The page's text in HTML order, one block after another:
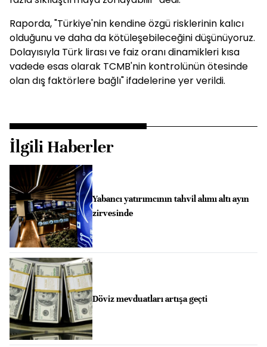
Raporda, "Türkiye'nin kendine özgü risklerinin kalıcı
olduğunu ve daha da kötüleşebileceğini düşünüyoruz.
Dolayısıyla Türk lirası ve faiz oranı dinamikleri kısa
vadede esas olarak TCMB'nin kontrolünün ötesinde
olan dış faktörlere bağlı" ifadelerine yer verildi.
İlgili Haberler
Yabancı yatırımcının tahvil alımı altı ayın
zirvesinde
Döviz mevduatları artışa geçti